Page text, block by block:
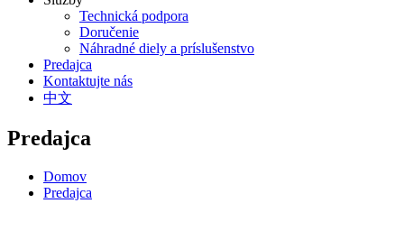
Technická podpora
Doručenie
Náhradné diely a príslušenstvo
Predajca
Kontaktujte nás
中文
Predajca
Domov
Predajca